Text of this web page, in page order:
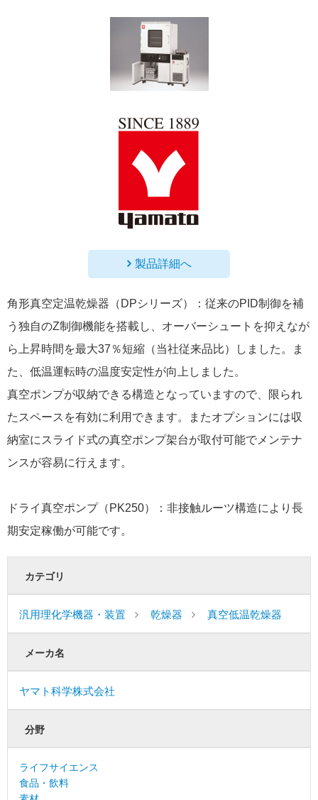
製品詳細へ
角形真空定温乾燥器（DPシリーズ）：従来のPID制御を補
う独自のZ制御機能を搭載し、オーバーシュートを抑えなが
ら上昇時間を最大37％短縮（当社従来品比）しました。ま
た、低温運転時の温度安定性が向上しました。
真空ポンプが収納できる構造となっていますので、限られ
たスペースを有効に利用できます。またオプションには収
納室にスライド式の真空ポンプ架台が取付可能でメンテナ
ンスが容易に行えます。
ドライ真空ポンプ（PK250）：非接触ルーツ構造により長
期安定稼働が可能です。
カテゴリ
汎用理化学機器・装置 乾燥器 真空低温乾燥器
メーカ名
ヤマト科学株式会社
分野
ライフサイエンス
食品・飲料